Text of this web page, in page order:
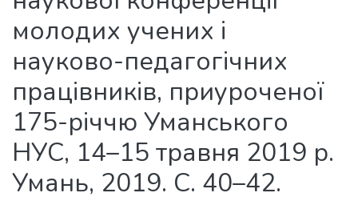
молодих учених і
науково-педагогічних
працівників, приуроченої
175-річчю Уманського
НУС, 14–15 травня 2019 р.
Умань, 2019. С. 40–42.